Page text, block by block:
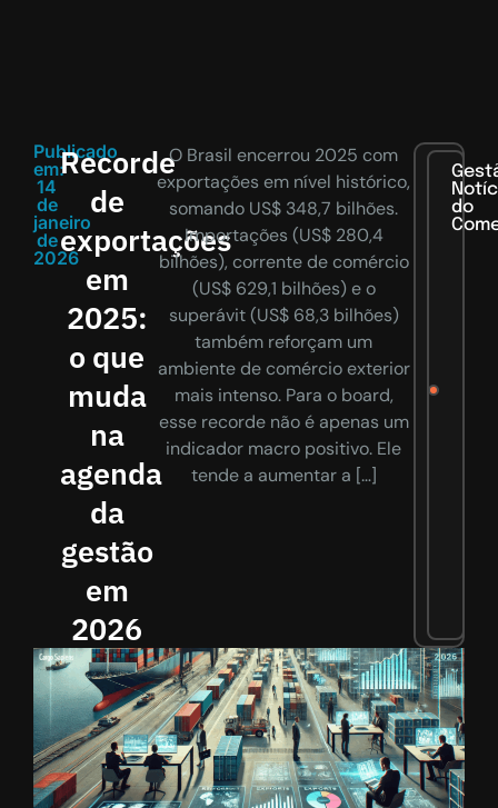
Publicado
em:
14
de
janeiro
de
2026
Recorde
de
exportações
em
2025:
o que
muda
na
agenda
da
gestão
em
2026
O Brasil encerrou 2025 com
exportações em nível histórico,
somando US$ 348,7 bilhões.
Importações (US$ 280,4
bilhões), corrente de comércio
(US$ 629,1 bilhões) e o
superávit (US$ 68,3 bilhões)
também reforçam um
ambiente de comércio exterior
mais intenso. Para o board,
esse recorde não é apenas um
indicador macro positivo. Ele
tende a aumentar a […]
do